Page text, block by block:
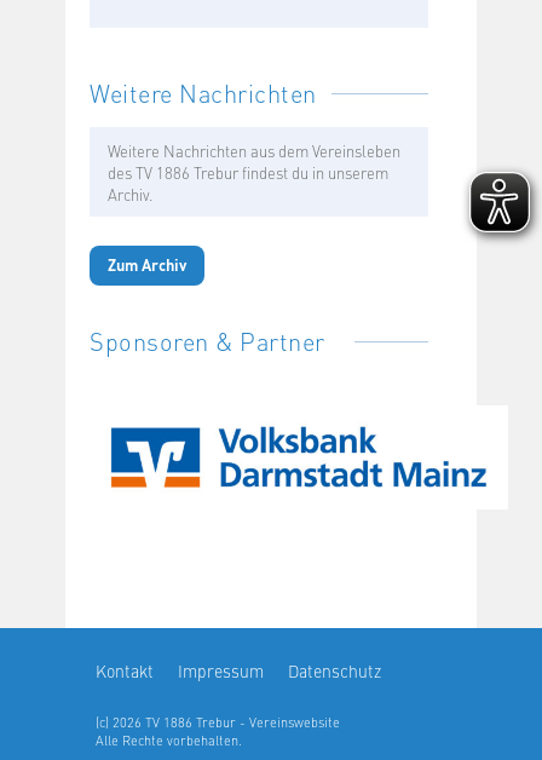
Weitere Nachrichten
Weitere Nachrichten aus dem Vereinsleben
des TV 1886 Trebur findest du in unserem
Archiv.
Zum Archiv
Sponsoren & Partner
Kontakt Impressum Datenschutz
(c) 2026 TV 1886 Trebur - Vereinswebsite
Alle Rechte vorbehalten.